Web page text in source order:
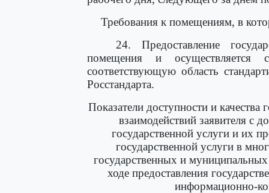
Требования к помещениям, в
24. Предоставление
помещения и осуществляется
соответствующую область
Росстандарта.
Показатели доступности и качества
взаимодействий заявителя с
государственной услуги и их
государственной услуги в
государственных и
ходе предоставления
информационно-